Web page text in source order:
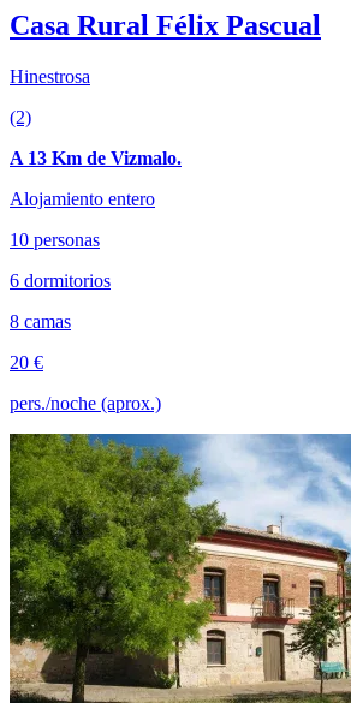
Casa Rural Félix Pascual
Hinestrosa
(2)
A 13 Km de Vizmalo.
Alojamiento entero
10 personas
6 dormitorios
8 camas
20 €
pers./noche (aprox.)